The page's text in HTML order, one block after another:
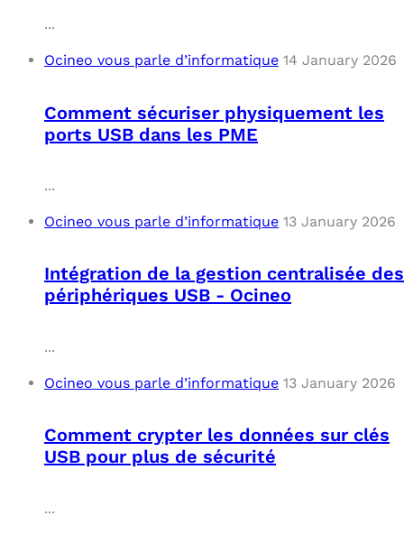
...
Ocineo vous parle d’informatique 14 January 2026
Comment sécuriser physiquement les
ports USB dans les PME
...
Ocineo vous parle d’informatique 13 January 2026
Intégration de la gestion centralisée des
périphériques USB - Ocineo
...
Ocineo vous parle d’informatique 13 January 2026
Comment crypter les données sur clés
USB pour plus de sécurité
...